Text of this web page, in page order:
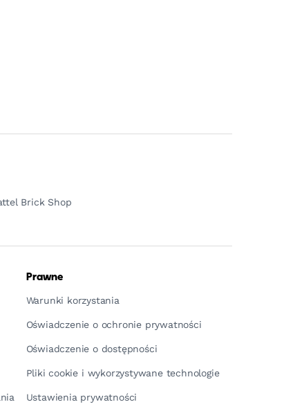
Brick Shop
Prawne
Warunki korzystania
Oświadczenie o ochronie prywatności
Oświadczenie o dostępności
Pliki cookie i wykorzystywane technologie
Ustawienia prywatności